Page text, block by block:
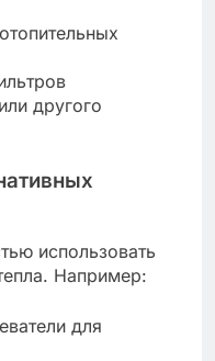
другого
использовать
Например:
для